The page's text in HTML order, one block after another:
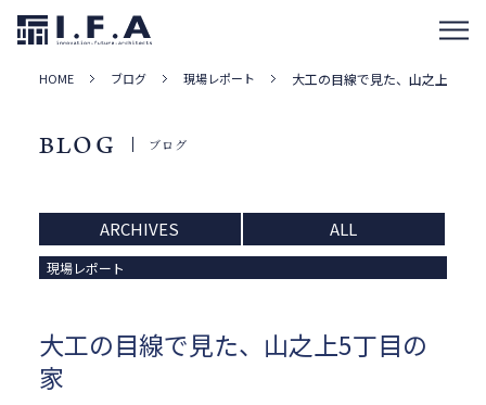
HOME ブログ 現場レポート 大工の目線で見た、山之上5丁目
BLOG ブログ
ARCHIVES ALL
現場レポート
大工の目線で見た、山之上5丁目の
家